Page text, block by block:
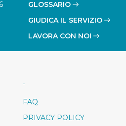
di quelli tecnici
visualizzazione della
GLOSSARIO
GIUDICA IL SERVIZIO
LAVORA CON NOI
-
FAQ
PRIVACY POLICY